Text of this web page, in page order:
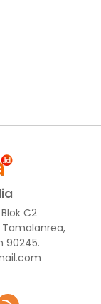
C2
Tamalanrea,
90245.